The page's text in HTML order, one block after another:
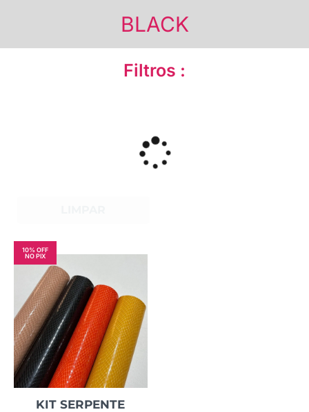
BLACK
Filtros :
10% OFF
NO PIX
KIT SERPENTE